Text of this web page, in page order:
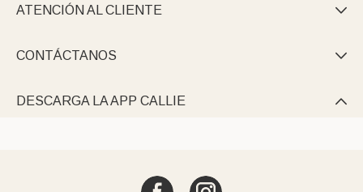
ATENCIÓN AL CLIENTE 
CONTÁCTANOS 
DESCARGA LA APP CALLIE 